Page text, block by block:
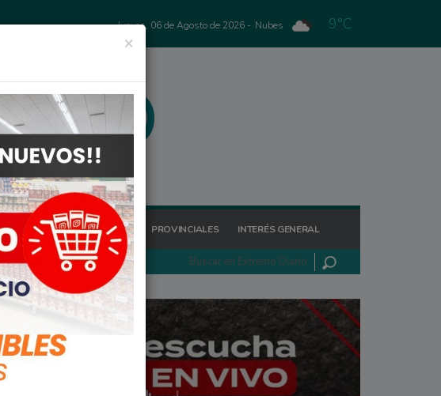
Jueves, 06 de Agosto de 2026 - Nubes 9°C
POLICIALES REGIONALES PROVINCIALES INTERÉS GENERAL
×